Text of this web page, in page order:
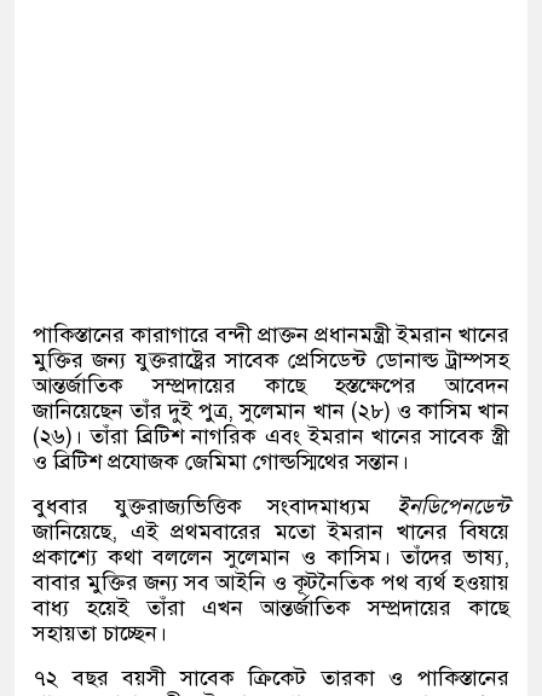
পাকিস্তানের কারাগারে বন্দী প্রাক্তন প্রধানমন্ত্রী ইমরান খানের
মুক্তির জন্য যুক্তরাষ্ট্রের সাবেক প্রেসিডেন্ট ডোনাল্ড ট্রাম্পসহ
আন্তর্জাতিক সম্প্রদায়ের কাছে হস্তক্ষেপের আবেদন
জানিয়েছেন তাঁর দুই পুত্র, সুলেমান খান (২৮) ও কাসিম খান
(২৬)। তাঁরা ব্রিটিশ নাগরিক এবং ইমরান খানের সাবেক স্ত্রী
ও ব্রিটিশ প্রযোজক জেমিমা গোল্ডস্মিথের সন্তান।
বুধবার যুক্তরাজ্যভিত্তিক সংবাদমাধ্যম ইনডিপেনডেন্ট
জানিয়েছে, এই প্রথমবারের মতো ইমরান খানের বিষয়ে
প্রকাশ্যে কথা বললেন সুলেমান ও কাসিম। তাঁদের ভাষ্য,
বাবার মুক্তির জন্য সব আইনি ও কূটনৈতিক পথ ব্যর্থ হওয়ায়
বাধ্য হয়েই তাঁরা এখন আন্তর্জাতিক সম্প্রদায়ের কাছে
সহায়তা চাচ্ছেন।
৭২ বছর বয়সী সাবেক ক্রিকেট তারকা ও পাকিস্তানের